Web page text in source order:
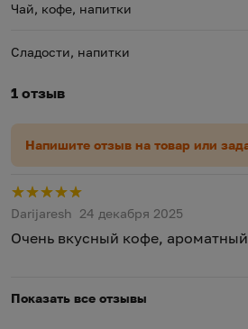
Чай, кофе, напитки
Сладости, напитки
1 отзыв
Напишите отзыв на товар или
Darijaresh 24 декабря 2025
Очень вкусный кофе,
Показать все отзывы